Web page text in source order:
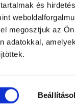
és
megosztjuk az
adatokkal,
Földszint